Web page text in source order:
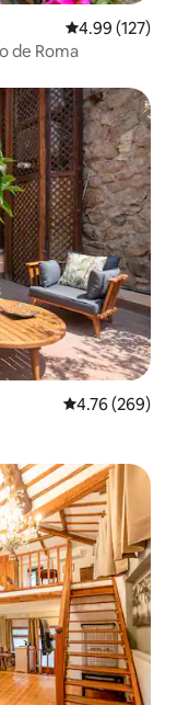
Calificación
4.99 (127)
de Roma
Calificación
4.76 (269)